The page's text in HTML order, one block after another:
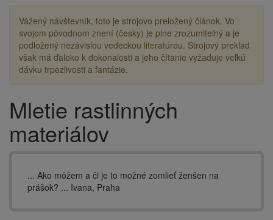
Vážený návštevník, toto je strojovo preložený článok. Vo
svojom pôvodnom znení (česky) je plne zrozumiteľný a je
podložený nezávislou vedeckou literatúrou. Strojový preklad
však má ďaleko k dokonalosti a jeho čítanie vyžaduje veľkú
dávku trpezlivosti a fantázie.
Drobečková
navigace
Mletie rastlinných
materiálov
... Ako môžem a či je to možné zomlieť ženšen na
prášok? ... Ivana, Praha